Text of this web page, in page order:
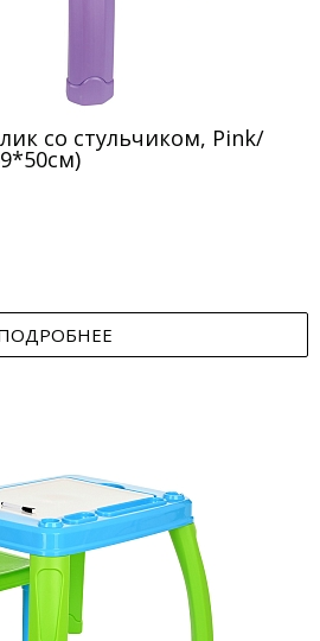
со стульчиком, Pink/